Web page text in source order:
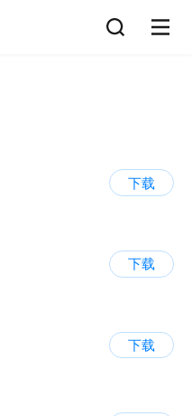
下载
下载
下载